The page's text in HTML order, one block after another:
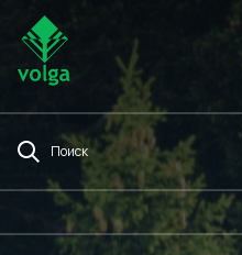
Поиск